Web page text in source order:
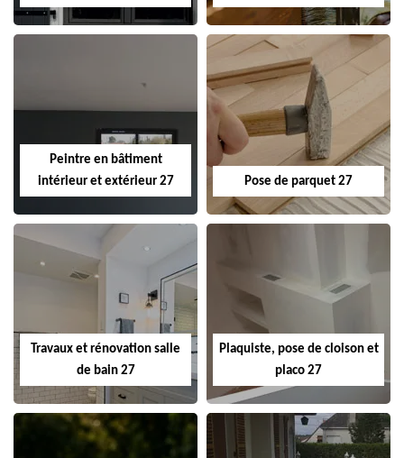
Peintre en bâtiment
intérieur et extérieur 27
Pose de parquet 27
Travaux et rénovation salle
de bain 27
Plaquiste, pose de cloison et
placo 27